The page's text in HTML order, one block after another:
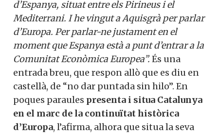
d’Espanya, situat entre els Pirineus i el
Mediterrani. I he vingut a Aquisgrà per parlar
d’Europa. Per parlar-ne justament en el
moment que Espanya està a punt d’entrar a la
Comunitat Econòmica Europea”. És una
entrada breu, que respon allò que es diu en
castellà, de “no dar puntada sin hilo”. En
poques paraules presenta i situa Catalunya
en el marc de la continuïtat històrica
d’Europa, l’afirma, alhora que situa la seva